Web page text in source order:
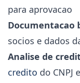
para aprovacao
Documentacao
socios e dados
Analise de
credito do CNPJ